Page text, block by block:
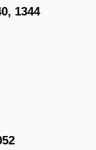
1344